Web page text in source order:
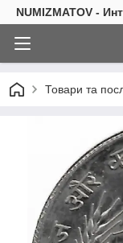
NUMIZMATOV -
Товари та